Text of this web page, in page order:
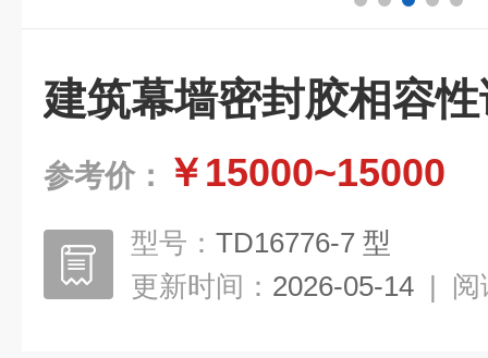
建筑幕墙密封胶相容
参考价： ￥15000~15000
型号： TD16776-7 型
更新时间： 2026-05-14 | 阅